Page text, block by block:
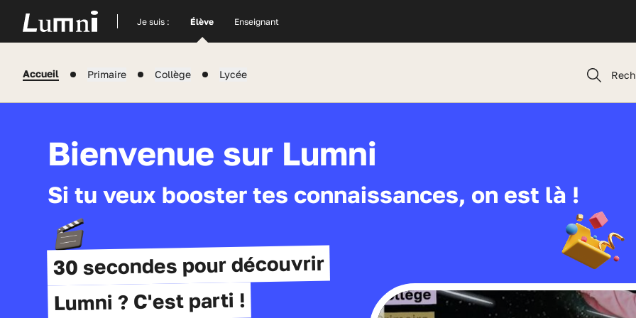
Je suis : ÉlèveSite actuelEnseignant
Accueil Primaire Collège Lycée
Bienvenue sur Lumni
Si tu veux booster tes connaissances, on est là !
30 secondes pour découvrir
Lumni ? C'est parti !